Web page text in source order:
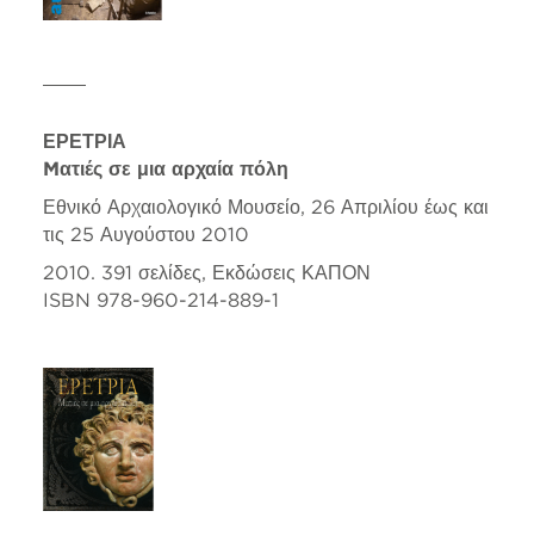
ΕΡΕΤΡΙΑ
Mατιές σε μια αρχαία πόλη
Εθνικό Αρχαιολογικό Μουσείο, 26 Απριλίου έως και
τις 25 Αυγούστου 2010
2010. 391 σελίδες, Εκδώσεις ΚΑΠΟΝ
ISBN 978-960-214-889-1